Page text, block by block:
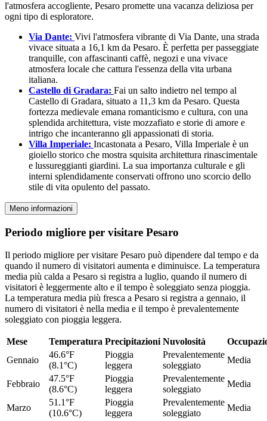
l'atmosfera accogliente, Pesaro promette una vacanza deliziosa per
ogni tipo di esploratore.
Via Dante: Vivi l'atmosfera vibrante di Via Dante, una strada
vivace situata a 16,1 km da Pesaro. È perfetta per passeggiate
tranquille, con affascinanti caffè, negozi e una vivace
atmosfera locale che cattura l'essenza della vita urbana
italiana.
Castello di Gradara: Fai un salto indietro nel tempo al
Castello di Gradara, situato a 11,3 km da Pesaro. Questa
fortezza medievale emana romanticismo e cultura, con una
splendida architettura, viste mozzafiato e storie di amore e
intrigo che incanteranno gli appassionati di storia.
Villa Imperiale: Incastonata a Pesaro, Villa Imperiale è un
gioiello storico che mostra squisita architettura rinascimentale
e lussureggianti giardini. La sua importanza culturale e gli
interni splendidamente conservati offrono uno scorcio dello
stile di vita opulento del passato.
Meno informazioni
Periodo migliore per visitare Pesaro
Il periodo migliore per visitare Pesaro può dipendere dal tempo e da
quando il numero di visitatori aumenta e diminuisce. La temperatura
media più calda a Pesaro si registra a luglio, quando il numero di
visitatori è leggermente alto e il tempo è soleggiato senza pioggia.
La temperatura media più fresca a Pesaro si registra a gennaio, il
numero di visitatori è nella media e il tempo è prevalentemente
soleggiato con pioggia leggera.
Mese Temperatura Precipitazioni Nuvolosità
Gennaio
46.6°F
(8.1°C)
Pioggia
leggera
Prevalentemente
soleggiato
Media
Febbraio
47.5°F
(8.6°C)
Pioggia
leggera
Prevalentemente
soleggiato
Media
Marzo
51.1°F
(10.6°C)
Pioggia
leggera
Prevalentemente
soleggiato
Media